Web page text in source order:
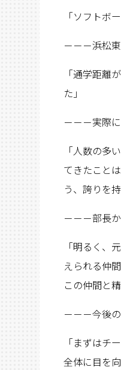
「ソフトボ
－－－浜松
「通学距離
た」
－－－実際
「人数の多
てきたこと
う、誇りを
－－－部長
「明るく、
えられる仲
この仲間と
－－－今後
「まずはチ
全体に目を